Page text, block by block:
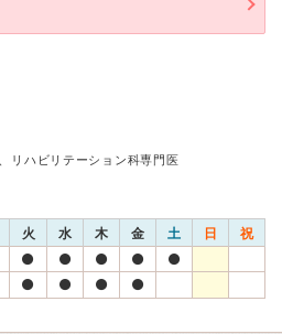
リハビリテーション科専門医
火 水 木 金 土 日 祝